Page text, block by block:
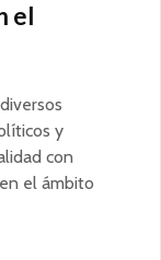
el
y
con
el ámbito